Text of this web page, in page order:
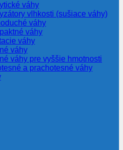
váhy
vlhkosti (sušiace váhy)
váhy
váhy
váhy
váhy
váhy pre vyššie hmotnosti
a prachotesné váhy